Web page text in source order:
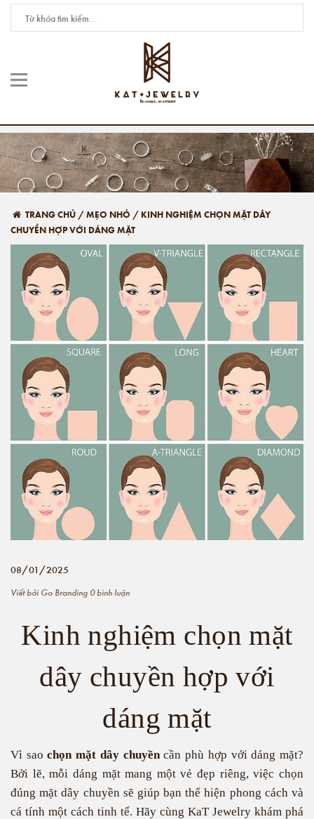
TRANG CHỦ /MẸO NHỎ / KINH NGHIỆM CHỌN MẶT DÂY
CHUYỀN HỢP VỚI DÁNG MẶT
08/01/2025
Viết bởi Go Branding 0 bình luận
Kinh nghiệm chọn mặt
dây chuyền hợp với
dáng mặt
Vì saochọn mặt dây chuyềncần phù hợp với dáng mặt?
Bởi lẽ, mỗi dáng mặt mang một vẻ đẹp riêng, việc chọn
đúng mặt dây chuyền sẽ giúp bạn thể hiện phong cách và
cá tính một cách tinh tế. Hãy cùng KaT Jewelry khám phá